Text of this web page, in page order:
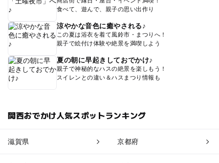
食べて、遊んで、親子の思い出作り
涼やかな音色に癒やされる♪
この夏は浴衣を着て風鈴市・まつりへ！
親子で絵付け体験や絶景を満喫しよう
夏の朝に早起きしておでかけ♪
親子で神秘的なハスの絶景を楽しもう！
スイレンとの違い＆ハスまつり情報も
関西おでかけ人気スポットランキング
滋賀県 京都府